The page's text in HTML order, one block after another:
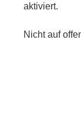
aktiviert.
Nicht auf